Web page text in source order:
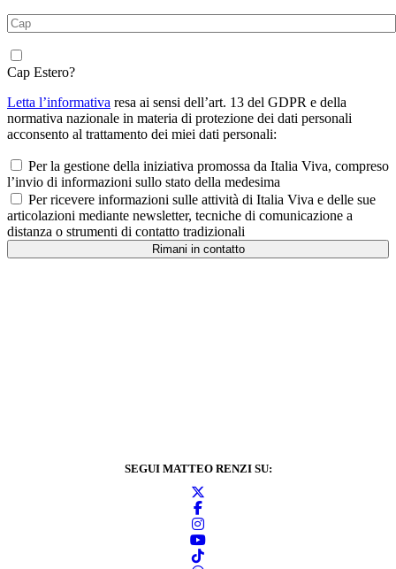
Cap Estero?
Letta l’informativa resa ai sensi dell’art. 13 del GDPR e della
normativa nazionale in materia di protezione dei dati personali
acconsento al trattamento dei miei dati personali:
Per la gestione della iniziativa promossa da Italia Viva, compreso
l’invio di informazioni sullo stato della medesima
Per ricevere informazioni sulle attività di Italia Viva e delle sue
articolazioni mediante newsletter, tecniche di comunicazione a
distanza o strumenti di contatto tradizionali
Rimani in contatto
SEGUI MATTEO RENZI SU: